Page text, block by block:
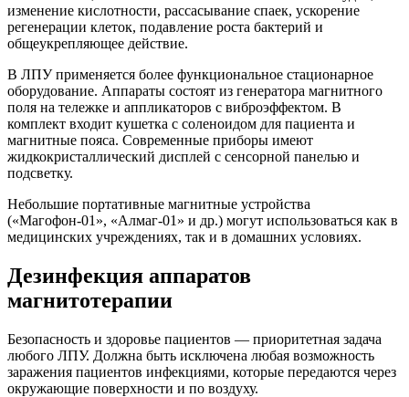
изменение кислотности, рассасывание спаек, ускорение
регенерации клеток, подавление роста бактерий и
общеукрепляющее действие.
В ЛПУ применяется более функциональное стационарное
оборудование. Аппараты состоят из генератора магнитного
поля на тележке и аппликаторов с виброэффектом. В
комплект входит кушетка с соленоидом для пациента и
магнитные пояса. Современные приборы имеют
жидкокристаллический дисплей с сенсорной панелью и
подсветку.
Небольшие портативные магнитные устройства
(«Магофон-01», «Алмаг-01» и др.) могут использоваться как в
медицинских учреждениях, так и в домашних условиях.
Дезинфекция аппаратов
магнитотерапии
Безопасность и здоровье пациентов — приоритетная задача
любого ЛПУ. Должна быть исключена любая возможность
заражения пациентов инфекциями, которые передаются через
окружающие поверхности и по воздуху.